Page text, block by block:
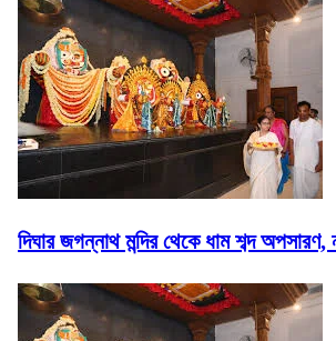
দিঘার জগন্নাথ মন্দির থেকে ধাম শব্দ